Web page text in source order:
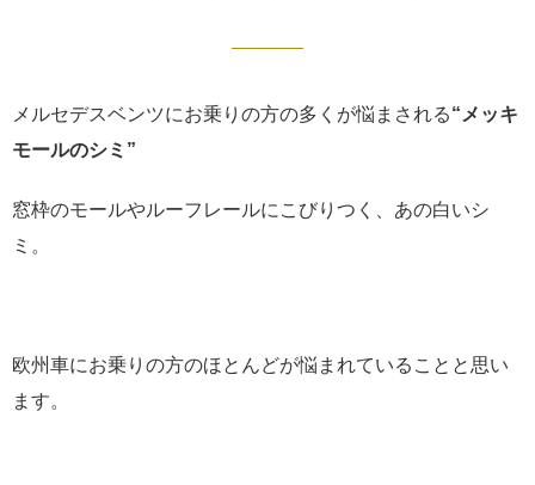
メルセデスベンツにお乗りの方の多くが悩まされる“メッキ
モールのシミ”
窓枠のモールやルーフレールにこびりつく、あの白いシ
ミ。
欧州車にお乗りの方のほとんどが悩まれていることと思い
ます。